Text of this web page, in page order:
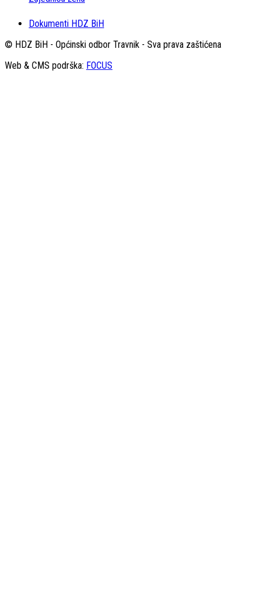
Dokumenti HDZ BiH
© HDZ BiH - Općinski odbor Travnik - Sva prava zaštićena
Web & CMS podrška: FOCUS